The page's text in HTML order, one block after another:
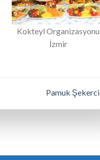
Kokteyl Organizasyonu
İzmir
Pamuk Şekerci